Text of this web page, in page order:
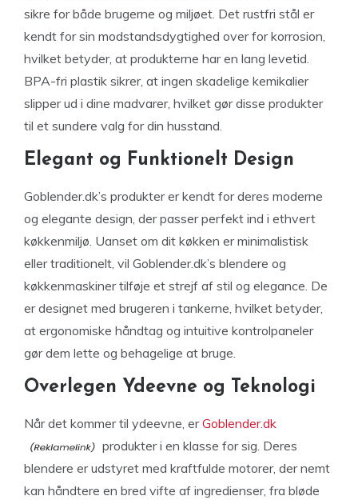
sikre for både brugerne og miljøet. Det rustfri stål er
kendt for sin modstandsdygtighed over for korrosion,
hvilket betyder, at produkterne har en lang levetid.
BPA-fri plastik sikrer, at ingen skadelige kemikalier
slipper ud i dine madvarer, hvilket gør disse produkter
til et sundere valg for din husstand.
Elegant og Funktionelt Design
Goblender.dk’s produkter er kendt for deres moderne
og elegante design, der passer perfekt ind i ethvert
køkkenmiljø. Uanset om dit køkken er minimalistisk
eller traditionelt, vil Goblender.dk’s blendere og
køkkenmaskiner tilføje et strejf af stil og elegance. De
er designet med brugeren i tankerne, hvilket betyder,
at ergonomiske håndtag og intuitive kontrolpaneler
gør dem lette og behagelige at bruge.
Overlegen Ydeevne og Teknologi
Når det kommer til ydeevne, erGoblender.dk
produkter i en klasse for sig. Deres
blendere er udstyret med kraftfulde motorer, der nemt
kan håndtere en bred vifte af ingredienser, fra bløde